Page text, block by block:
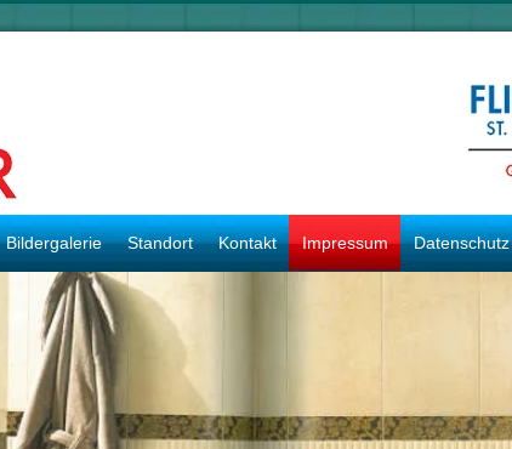
Bildergalerie Standort Kontakt Impressum Datenschutz